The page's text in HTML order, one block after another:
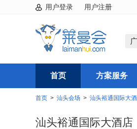
用户登录 用户注册
首页 方案服务
首页 > 汕头会场 > 汕头裕通国际大
汕头裕通国际大酒店